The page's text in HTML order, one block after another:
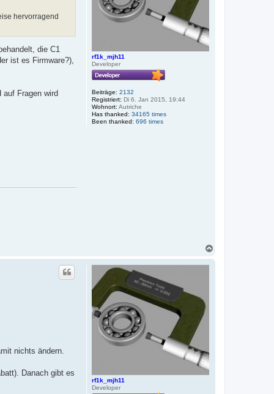
rf1k_mjh11
Developer
Beiträge: 2132
Registriert: Di 6. Jan 2015, 19:44
Wohnort: Autriche
Has thanked: 34165 times
Been thanked: 696 times
hervorragend
die C1
ist es Firmware?),
auf Fragen wird
rf1k_mjh11
Developer
nichts ändern.
Danach gibt es